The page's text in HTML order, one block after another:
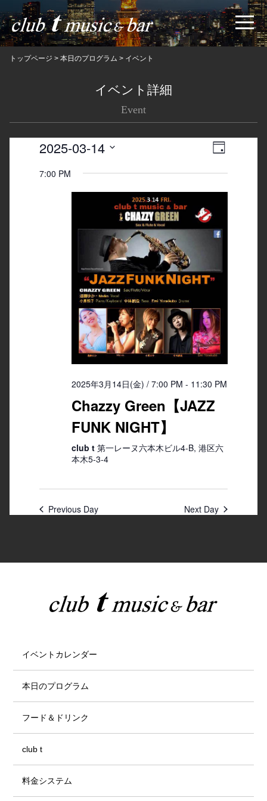
トップページ > 本日のプログラム > イベント
イベント詳細
Event
Views
Event
日
2025-03-14
date.
7:00 PM
2025年3月14日(金) / 7:00 PM - 11:30 PM
Chazzy Green【JAZZ
FUNK NIGHT】
club t 第一レーヌ六本木ビル4-B, 港区六
本木5-3-4
Previous Day Next Day
イベントカレンダー
本日のプログラム
フード＆ドリンク
club t
料金システム